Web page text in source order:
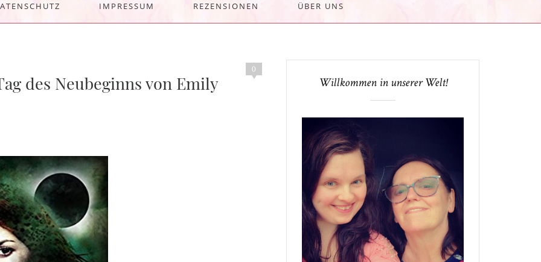
IMPRESSUM REZENSIONEN ÜBER UNS
0
des Neubeginns von Emily Willkommen in unserer Welt!